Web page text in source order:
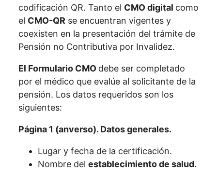
codificación QR. Tanto el CMO digital como
el CMO-QR se encuentran vigentes y
coexisten en la presentación del trámite de
Pensión no Contributiva por Invalidez.
El Formulario CMO debe ser completado
por el médico que evalúe al solicitante de la
pensión. Los datos requeridos son los
siguientes:
Página 1 (anverso). Datos generales.
Lugar y fecha de la certificación.
Nombre del establecimiento de salud.